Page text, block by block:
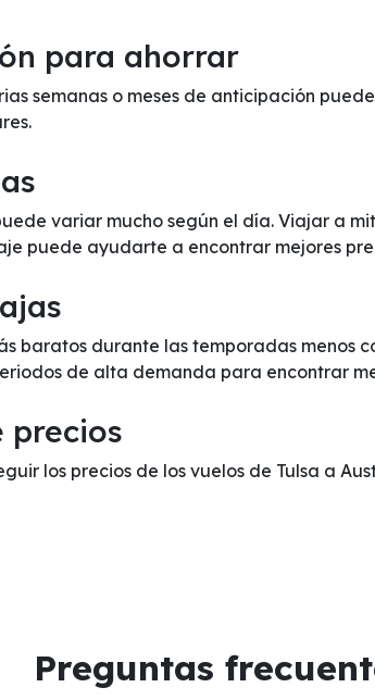
para ahorrar
semanas o meses de anticipación
variar mucho según el día. Viajar a
puede ayudarte a encontrar mejores
baratos durante las temporadas menos
de alta demanda para encontrar
precios
los precios de los vuelos de Tulsa a
Preguntas